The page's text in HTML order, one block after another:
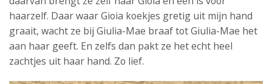
haarzelf. Daar waar Gioia koekjes gretig uit mijn hand
graait, wacht ze bij Giulia-Mae braaf tot Giulia-Mae het
aan haar geeft. En zelfs dan pakt ze het echt heel
zachtjes uit haar hand. Zo lief.